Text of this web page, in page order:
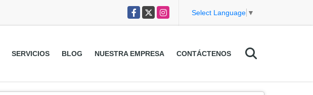
Facebook
X Instagram Select Language ▼
SERVICIOS BLOG NUESTRA EMPRESA CONTÁCTENOS